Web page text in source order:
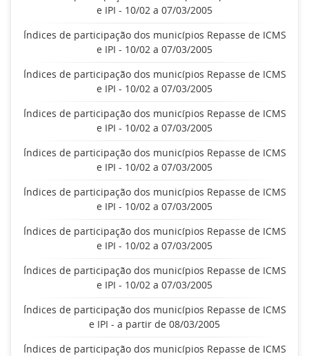
e IPI - 10/02 a 07/03/2005
Índices de participação dos municípios Repasse de ICMS
e IPI - 10/02 a 07/03/2005
Índices de participação dos municípios Repasse de ICMS
e IPI - 10/02 a 07/03/2005
Índices de participação dos municípios Repasse de ICMS
e IPI - 10/02 a 07/03/2005
Índices de participação dos municípios Repasse de ICMS
e IPI - 10/02 a 07/03/2005
Índices de participação dos municípios Repasse de ICMS
e IPI - 10/02 a 07/03/2005
Índices de participação dos municípios Repasse de ICMS
e IPI - 10/02 a 07/03/2005
Índices de participação dos municípios Repasse de ICMS
e IPI - 10/02 a 07/03/2005
Índices de participação dos municípios Repasse de ICMS
e IPI - a partir de 08/03/2005
Índices de participação dos municípios Repasse de ICMS